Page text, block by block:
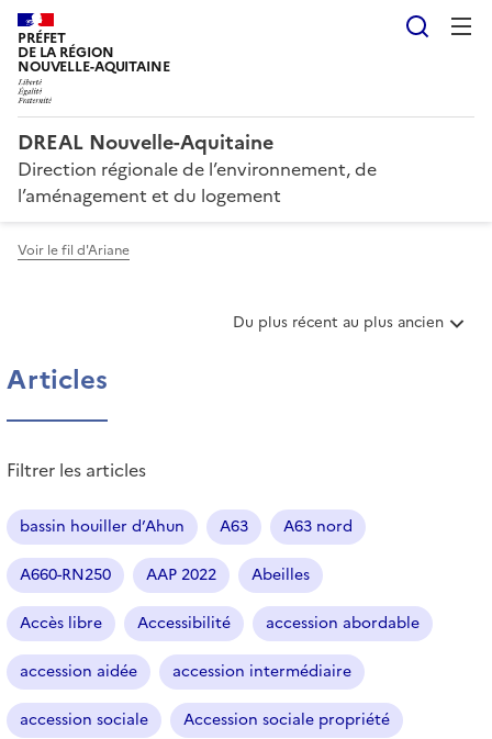
PRÉFET
DE LA RÉGION
NOUVELLE-AQUITAINE
DREAL Nouvelle-Aquitaine
Direction régionale de l’environnement, de
l’aménagement et du logement
Voir le fil d'Ariane
T
r
t
c
l
s
Du plus récent au plus ancien
Articles
Filtrer les articles
bassin houiller d’Ahun A63 A63 nord
A660-RN250 AAP 2022 Abeilles
Accès libre Accessibilité accession abordable
accession aidée accession intermédiaire
accession sociale Accession sociale propriété